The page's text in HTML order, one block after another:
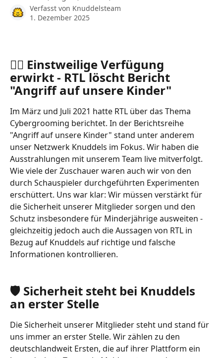
Verfasst von Knuddelsteam
1. Dezember 2025
🧑‍⚖️ Einstweilige Verfügung
erwirkt - RTL löscht Bericht
"Angriff auf unsere Kinder"
Im März und Juli 2021 hatte RTL über das Thema
Cybergrooming berichtet. In der Berichtsreihe
"Angriff auf unsere Kinder" stand unter anderem
unser Netzwerk Knuddels im Fokus. Wir haben die
Ausstrahlungen mit unserem Team live mitverfolgt.
Wie viele der Zuschauer waren auch wir von den
durch Schauspieler durchgeführten Experimenten
erschüttert. Uns war klar: Wir müssen verstärkt für
die Sicherheit unserer Mitglieder sorgen und den
Schutz insbesondere für Minderjährige ausweiten -
gleichzeitig jedoch auch die Aussagen von RTL in
Bezug auf Knuddels auf richtige und falsche
Informationen kontrollieren.
🛡️ Sicherheit steht bei Knuddels
an erster Stelle
Die Sicherheit unserer Mitglieder steht und stand für
uns immer an erster Stelle. Wir zählen zu den
deutschlandweit Ersten, die auf ihrer Plattform ein